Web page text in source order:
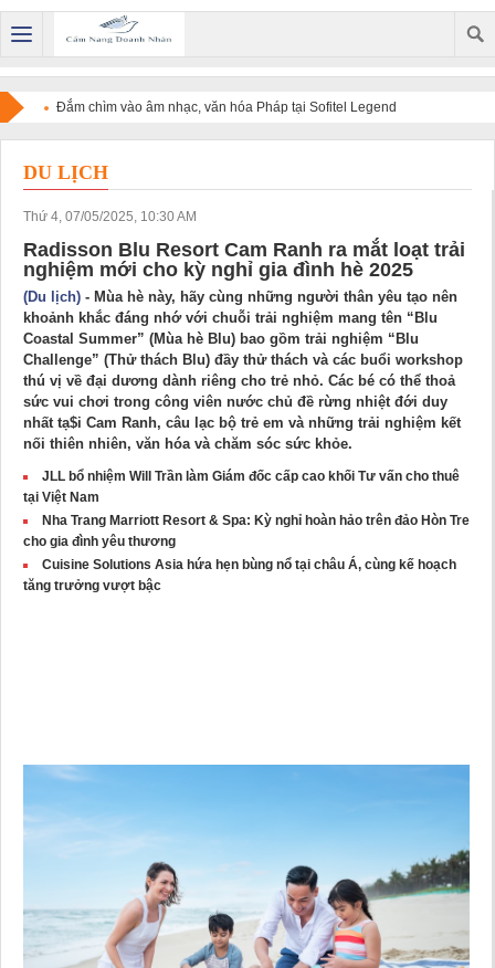
Đắm chìm vào âm nhạc, văn hóa Pháp tại Sofitel Legend
Metropole Hanoi
DU LỊCH
Thứ 4, 07/05/2025, 10:30 AM
Radisson Blu Resort Cam Ranh ra mắt loạt trải
nghiệm mới cho kỳ nghỉ gia đình hè 2025
(Du lịch) - Mùa hè này, hãy cùng những người thân yêu tạo nên
khoảnh khắc đáng nhớ với chuỗi trải nghiệm mang tên “Blu
Coastal Summer” (Mùa hè Blu) bao gồm trải nghiệm “Blu
Challenge” (Thử thách Blu) đầy thử thách và các buổi workshop
thú vị về đại dương dành riêng cho trẻ nhỏ. Các bé có thể thoả
sức vui chơi trong công viên nước chủ đề rừng nhiệt đới duy
nhất tạ$i Cam Ranh, câu lạc bộ trẻ em và những trải nghiệm kết
nối thiên nhiên, văn hóa và chăm sóc sức khỏe.
JLL bổ nhiệm Will Trần làm Giám đốc cấp cao khối Tư vấn cho thuê
tại Việt Nam
Nha Trang Marriott Resort & Spa: Kỳ nghỉ hoàn hảo trên đảo Hòn Tre
cho gia đình yêu thương
Cuisine Solutions Asia hứa hẹn bùng nổ tại châu Á, cùng kế hoạch
tăng trưởng vượt bậc